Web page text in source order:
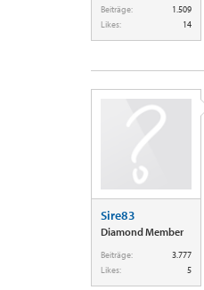
Beiträge:
1.509
Likes:
14
Sire83
Diamond Member
Beiträge:
3.777
Likes:
5